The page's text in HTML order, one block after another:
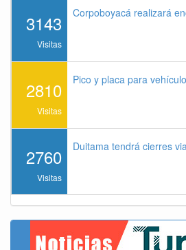
3143
Visitas
Corpoboyacá realizará
2810
Visitas
Pico y placa para
2760
Visitas
Duitama tendrá cierres